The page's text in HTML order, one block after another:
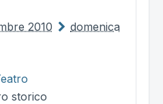
2010
domenica
storico